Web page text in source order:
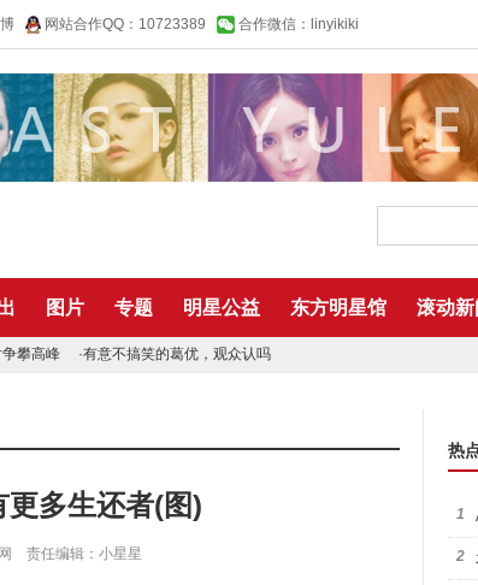
网站合作QQ：10723389 合作微信：linyikiki
图片 专题 明星公益 东方明星馆 滚动新
攀高峰 ·有意不搞笑的葛优，观众认吗
多生还者(图)
责任编辑：小星星
热
1
2